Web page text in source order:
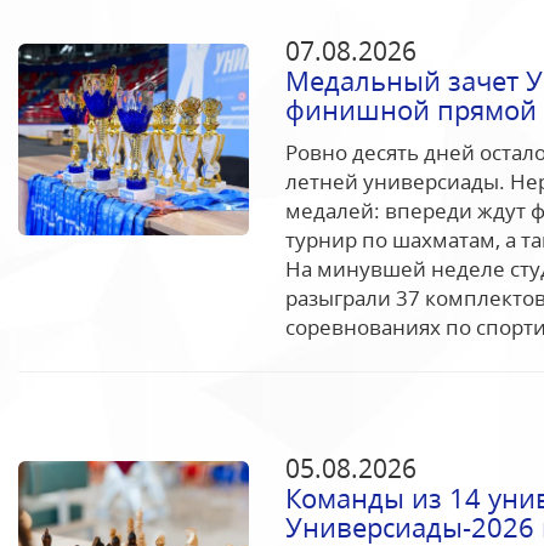
07.08.2026
Медальный зачет
финишной прямой
Ровно десять дней
летней универсиады.
медалей: впереди ждут
турнир по шахматам, а
На минувшей неделе
разыграли 37
соревнованиях по
05.08.2026
Команды из 14
Универсиады-